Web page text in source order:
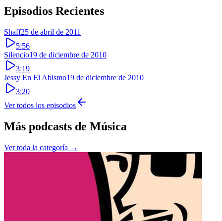
Episodios Recientes
Shaff25 de abril de 2011
5:56
Silencio19 de diciembre de 2010
3:19
Jessy En El Abismo19 de diciembre de 2010
3:20
Ver todos los episodios
Más podcasts de Música
Ver toda la categoría →